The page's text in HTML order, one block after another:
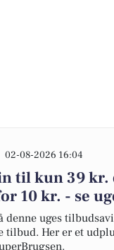
02-08-2026 16:04
til kun 39
10 kr. - se
denne uges
tilbud. Her er et